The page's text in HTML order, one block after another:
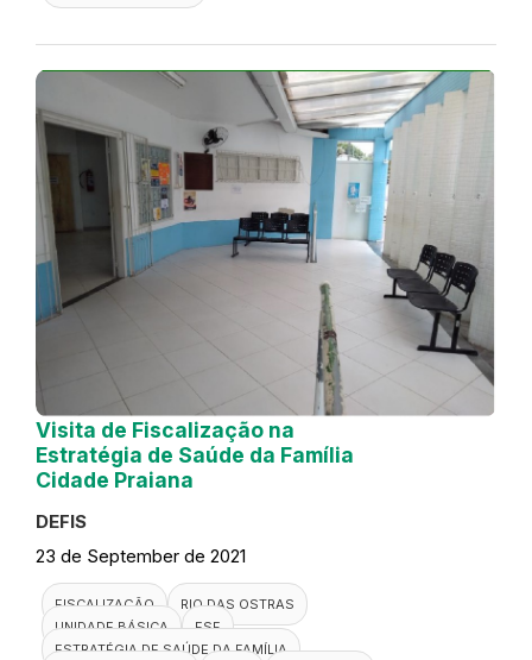
Visita de Fiscalização na
Estratégia de Saúde da Família
Cidade Praiana
DEFIS
23 de September de 2021
FISCALIZAÇÃO
RIO DAS OSTRAS
UNIDADE BÁSICA
ESF
ESTRATÉGIA DE SAÚDE DA FAMÍLIA